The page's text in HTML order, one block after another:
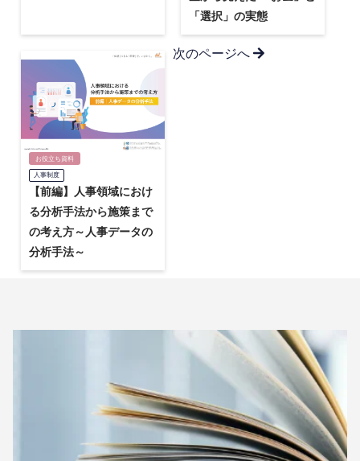
「選択」の実態
お役立ち資料
人事制度
【前編】人事領域におけ
る分析手法から施策まで
の考え方～人事データの
分析手法～
次のページへ